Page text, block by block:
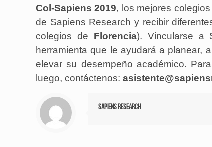
Col-Sapiens 2019, los mejores
de Sapiens Research y recibir
colegios de Florencia). Vincularse a
herramienta que le ayudará a planear,
elevar su desempeño académico.
luego, contáctenos:
Sapiens Research